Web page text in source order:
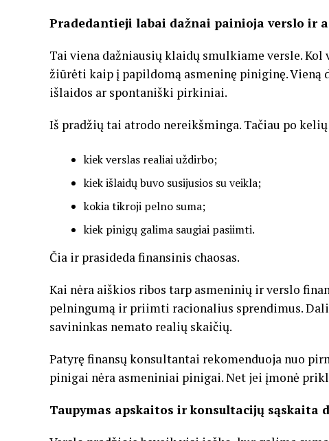
Pradedantieji labai dažnai painioja verslo ir
Tai viena dažniausių klaidų smulkiame versle.
žiūrėti kaip į papildomą asmeninę piniginę. Vieną
išlaidos ar spontaniški pirkiniai.
Iš pradžių tai atrodo nereikšminga. Tačiau po
kiek verslas realiai uždirbo;
kiek išlaidų buvo susijusios su veikla;
kokia tikroji pelno suma;
kiek pinigų galima saugiai pasiimti.
Čia ir prasideda finansinis chaosas.
Kai nėra aiškios ribos tarp asmeninių ir verslo
pelningumą ir priimti racionalius sprendimus.
savininkas nemato realių skaičių.
Patyrę finansų konsultantai rekomenduoja nuo
pinigai nėra asmeniniai pinigai. Net jei įmonė
Taupymas apskaitos ir konsultacijų sąskaita